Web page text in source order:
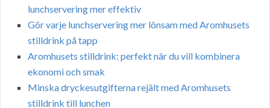
lunchservering mer effektiv
Gör varje lunchservering mer lönsam med Aromhusets
stilldrink på tapp
Aromhusets stilldrink: perfekt när du vill kombinera
ekonomi och smak
Minska dryckesutgifterna rejält med Aromhusets
stilldrink till lunchen